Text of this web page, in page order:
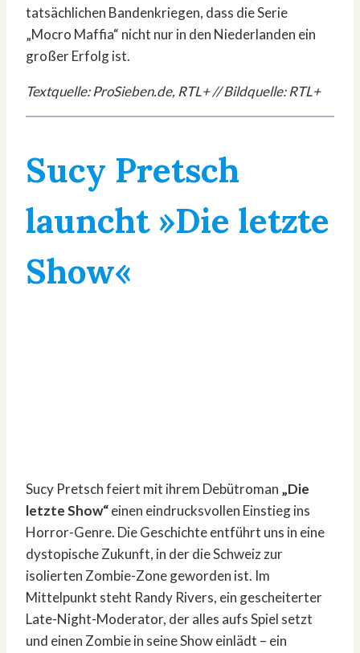
tatsächlichen Bandenkriegen, dass die Serie
„Mocro Maffia“ nicht nur in den Niederlanden ein
großer Erfolg ist.
Textquelle: ProSieben.de, RTL+ // Bildquelle: RTL+
Sucy Pretsch
launcht »Die letzte
Show«
Sucy Pretsch feiert mit ihrem Debütroman „Die
letzte Show“einen eindrucksvollen Einstieg ins
Horror-Genre. Die Geschichte entführt uns in eine
dystopische Zukunft, in der die Schweiz zur
isolierten Zombie-Zone geworden ist. Im
Mittelpunkt steht Randy Rivers, ein gescheiterter
Late-Night-Moderator, der alles aufs Spiel setzt
und einen Zombie in seine Show einlädt – ein